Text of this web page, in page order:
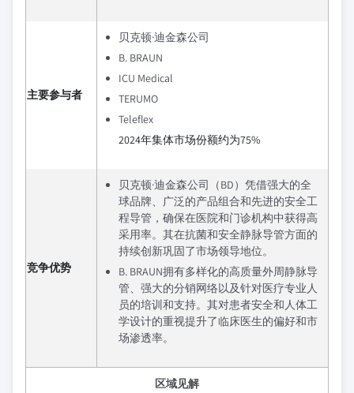
主要参与者
贝克顿·迪金森公司
B. BRAUN
ICU Medical
TERUMO
Teleflex
2024年集体市场份额约为75%
竞争优势
贝克顿·迪金森公司（BD）凭借强大的全
球品牌、广泛的产品组合和先进的安全工
程导管，确保在医院和门诊机构中获得高
采用率。其在抗菌和安全静脉导管方面的
持续创新巩固了市场领导地位。
B. BRAUN拥有多样化的高质量外周静脉导
管、强大的分销网络以及针对医疗专业人
员的培训和支持。其对患者安全和人体工
学设计的重视提升了临床医生的偏好和市
场渗透率。
区域见解